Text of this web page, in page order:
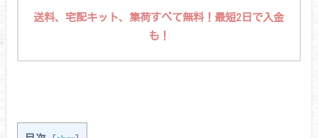
送料、宅配キット、集荷すべて無料！最短2日で入金
も！